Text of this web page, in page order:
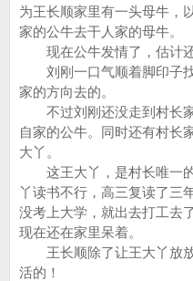
为王长顺家里有一头母牛，
家的公牛去干人家的母牛。
现在公牛发情了，估计还
刘刚一口气顺着脚印子找
家的方向去的。
不过刘刚还没走到村长家
自家的公牛。同时还有村长
大丫。
这王大丫，是村长唯一的
丫读书不行，高三复读了三
没考上大学，就出去打工去
现在还在家里呆着。
王长顺除了让王大丫放放
活的！